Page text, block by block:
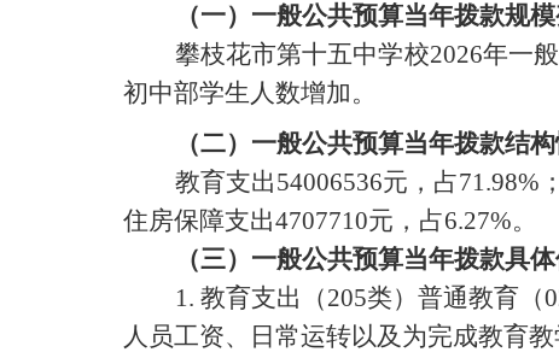
（一）一般公共预算当年拨款规
攀枝花市第十五中学校2026年一
初中部学生人数增加。
（二）一般公共预算当年拨款结
教育支出54006536元 ，占71.98%
住房保障支出4707710元，占6.27%。
（三）一般公共预算当年拨款具
1. 教育支出（205类）普通教育（
人员工资、日常运转以及为完成教育